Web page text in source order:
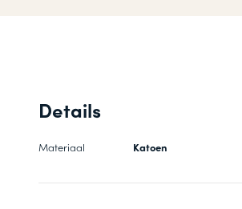
Details
Materiaal Katoen